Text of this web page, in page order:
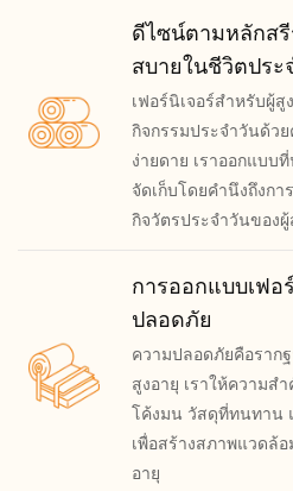
ดีไซน์ตามหลักส
สบายในชีวิตประ
เฟอร์นิเจอร์สำหรับผู้สู
กิจกรรมประจำวันด้ว
ง่ายดาย เราออกแบบ
จัดเก็บโดยคำนึงถึงก
กิจวัตรประจำวันของ
การออกแบบเฟอ
ปลอดภัย
ความปลอดภัยคือราก
สูงอายุ เราให้ความ
โค้งมน วัสดุที่ทนทาน
เพื่อสร้างสภาพแวดล้
อายุ